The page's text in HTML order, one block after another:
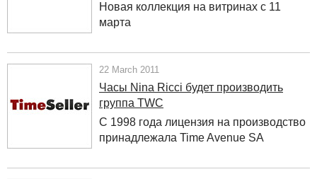
Новая коллекция на витринах с 11
марта
22 March 2011
Часы Nina Ricci будет производить
группа TWC
С 1998 года лицензия на производство
принадлежала Time Avenue SA